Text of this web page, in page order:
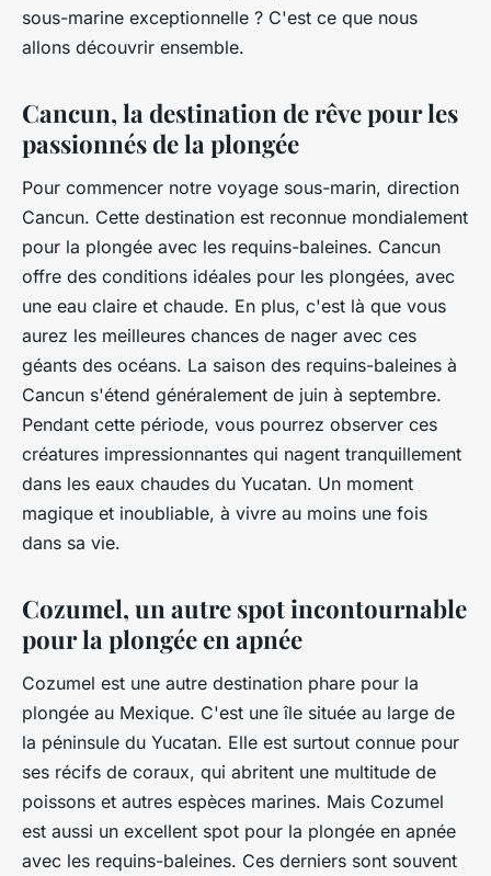
sous-marine exceptionnelle ? C'est ce que nous
allons découvrir ensemble.
Cancun, la destination de rêve pour les
passionnés de la plongée
Pour commencer notre voyage sous-marin, direction
Cancun. Cette destination est reconnue mondialement
pour la plongée avec les requins-baleines. Cancun
offre des conditions idéales pour les plongées, avec
une eau claire et chaude. En plus, c'est là que vous
aurez les meilleures chances de nager avec ces
géants des océans. La saison des requins-baleines à
Cancun s'étend généralement de juin à septembre.
Pendant cette période, vous pourrez observer ces
créatures impressionnantes qui nagent tranquillement
dans les eaux chaudes du Yucatan. Un moment
magique et inoubliable, à vivre au moins une fois
dans sa vie.
Cozumel, un autre spot incontournable
pour la plongée en apnée
Cozumel est une autre destination phare pour la
plongée au Mexique. C'est une île située au large de
la péninsule du Yucatan. Elle est surtout connue pour
ses récifs de coraux, qui abritent une multitude de
poissons et autres espèces marines. Mais Cozumel
est aussi un excellent spot pour la plongée en apnée
avec les requins-baleines. Ces derniers sont souvent